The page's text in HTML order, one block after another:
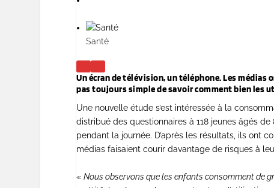
Santé
Un écran de télévision, un téléphone. Les
pas toujours simple de savoir comment bien les
Une nouvelle étude s’est intéressée à la
distribué des questionnaires à 118 jeunes âgés
pendant la journée. D’après les résultats, ils ont
médias faisaient courir davantage de risques à
«Nous observons que les enfants consomment de